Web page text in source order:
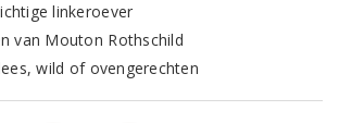
linkeroever
van Mouton Rothschild
wild of ovengerechten